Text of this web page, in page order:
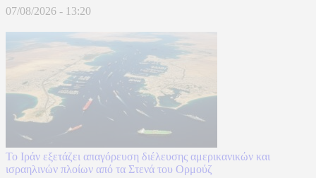
07/08/2026 - 13:20
Το Ιράν εξετάζει απαγόρευση διέλευσης αμερικανικών και
ισραηλινών πλοίων από τα Στενά του Ορμούζ